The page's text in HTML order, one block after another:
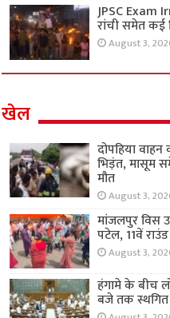
JPSC Exam
रांची समेत कई
August 3,
खेल
दोपहिया
भिड़ंत, मासूम
मौत
August 3,
मांजलपुर विस
पटेल, 11वें
August 3,
हंगामे के बीच
बजे तक स्थगित